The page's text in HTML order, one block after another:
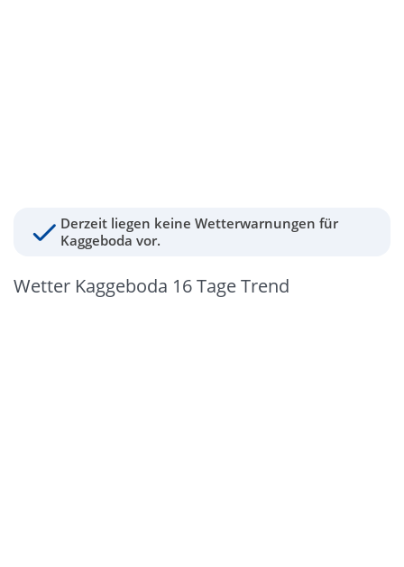
Derzeit liegen keine Wetterwarnungen für
Kaggeboda vor.
Wetter Kaggeboda 16 Tage Trend